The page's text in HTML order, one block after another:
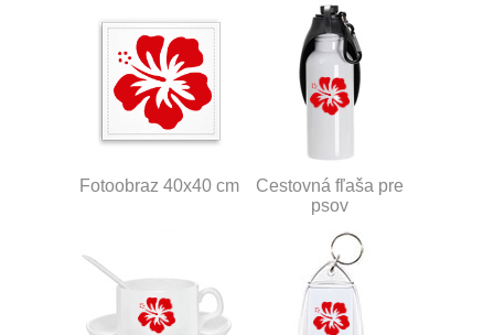
Fotoobraz 40x40 cm
Cestovná fľaša pre
psov